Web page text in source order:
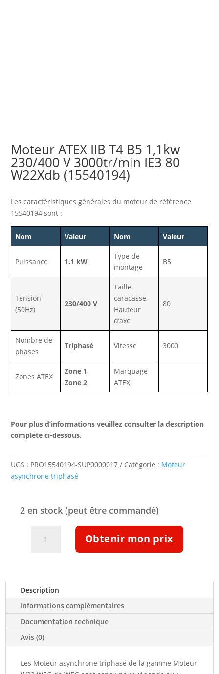
Moteur ATEX IIB T4 B5 1,1kw
230/400 V 3000tr/min IE3 80
W22Xdb (15540194)
Les caractéristiques générales du moteur de référence
15540194 sont :
Nom Valeur Nom Valeur
Puissance 1.1 kW
Type de
montage
B5
Tension
(50Hz)
230/400 V
Taille
caracasse,
Hauteur
d’axe
80
Nombre de
phases
Triphasé Vitesse 3000
Zones ATEX
Zone 1,
Zone 2
Marquage
ATEX
Pour plus d’informations veuillez consulter la description
complète ci-dessous.
UGS : PRO15540194-SUP0000017 Catégorie : Moteur
asynchrone triphasé
2 en stock (peut être commandé)
T4
B5
1,1kw
230/400
V
3000tr/min
80
Obtenir mon prix
Description
Informations complémentaires
Documentation technique
Avis (0)
Les Moteur asynchrone triphasé de la gamme Moteur